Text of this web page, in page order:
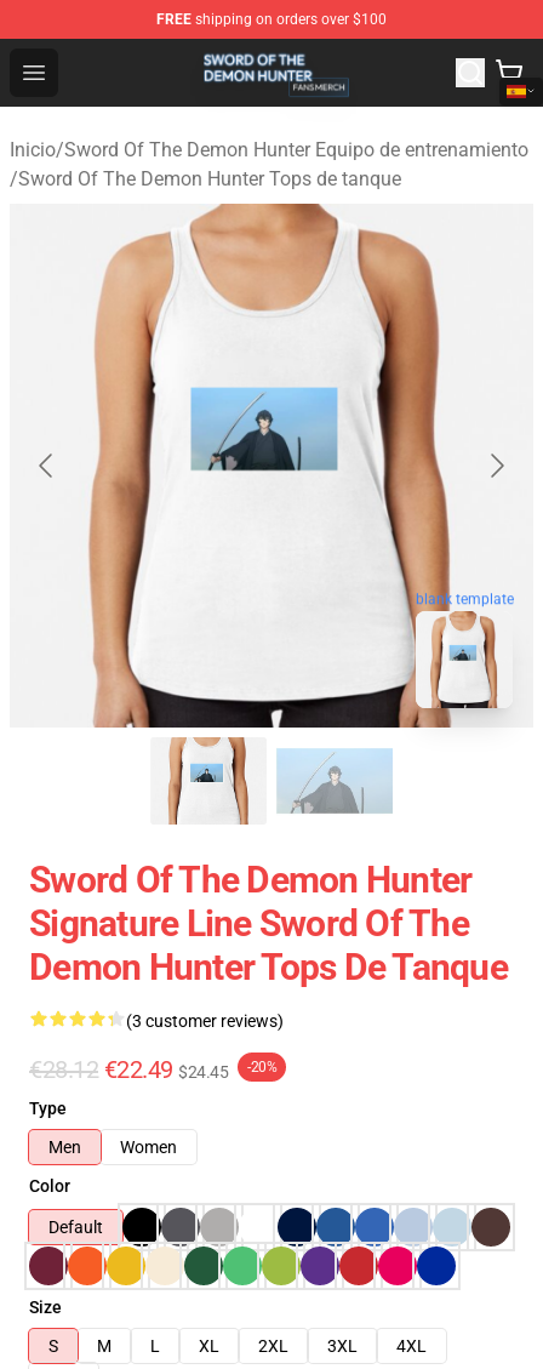
FREE shipping on orders over $100
Open menu
Sword Of The Demon Hunter Shop - Official Sword Of
Inicio/Sword Of The Demon Hunter Equipo de entrenamiento
/Sword Of The Demon Hunter Tops de tanque
blank template
Sword Of The Demon Hunter
Signature Line Sword Of The
Demon Hunter Tops De Tanque
(3 customer reviews)
€28.12 €22.49 $24.45 -20%
Type
Men
Women
Color
Default
Size
S
M L XL 2XL 3XL
4XL